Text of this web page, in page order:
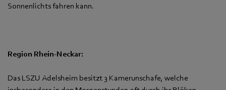
Sonnenlichts fahren kann.
Region Rhein-Neckar:
Das LSZU Adelsheim besitzt 3 Kamerunschafe, welche